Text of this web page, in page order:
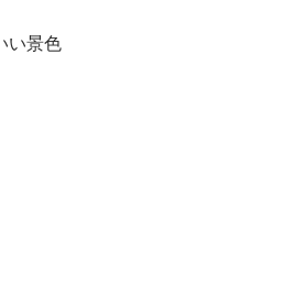
い景色